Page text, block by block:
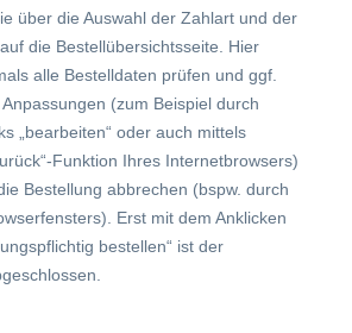
über die Auswahl der Zahlart und der
die Bestellübersichtsseite. Hier
alle Bestelldaten prüfen und ggf.
(zum Beispiel durch
„bearbeiten“ oder auch mittels
Funktion Ihres Internetbrowsers)
Bestellung abbrechen (bspw. durch
Erst mit dem Anklicken
bestellen“ ist der